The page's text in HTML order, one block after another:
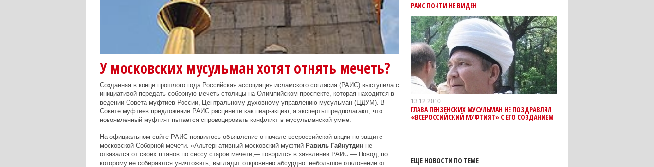
У московских мусульман хотят отнять мечеть?
Созданная в конце прошлого года Российская ассоциация исламского согласия (РАИС) выступила с
инициативой передать соборную мечеть столицы на Олимпийском проспекте, которая находится в
ведении Совета муфтиев России, Центральному духовному управлению мусульман (ЦДУМ). В
Совете муфтиев предложение РАИС расценили как пиар-акцию, а эксперты предполагают, что
новоявленный муфтият пытается спровоцировать конфликт в мусульманской умме.
На официальном сайте РАИС появилось объявление о начале всероссийской акции по защите
московской Соборной мечети. «Альтернативный московский муфтий Равиль Гайнутдин не
отказался от своих планов по сносу старой мечети,— говорится в заявлении РАИС.— Повод, по
которому ее собираются уничтожить, выглядит откровенно абсурдно: небольшое отклонение от
РАИС ПОЧТИ НЕ ВИДЕН
13.12.2010
ГЛАВА ПЕНЗЕНСКИХ МУСУЛЬМАН НЕ ПОЗДРАВЛЯЛ
«ВСЕРОССИЙСКИЙ МУФТИЯТ» С ЕГО СОЗДАНИЕМ
ЕЩЕ НОВОСТИ ПО ТЕМЕ